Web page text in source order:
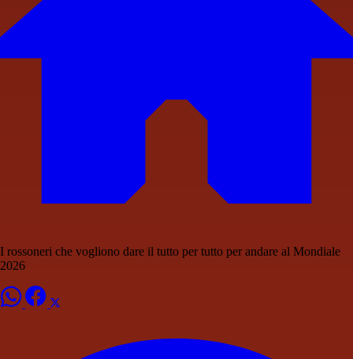
I rossoneri che vogliono dare il tutto per tutto per andare al Mondiale
2026